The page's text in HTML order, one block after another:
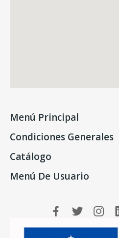
Menú Principal
Condiciones Generales
Catálogo
Menú De Usuario